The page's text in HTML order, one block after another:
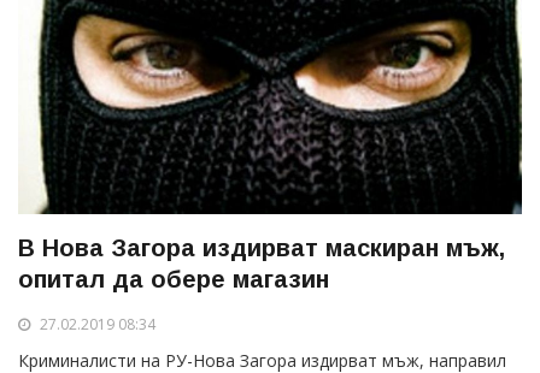
В Нова Загора издирват маскиран мъж,
опитал да обере магазин
27.02.2019 08:34
Криминалисти на РУ-Нова Загора издирват мъж, направил